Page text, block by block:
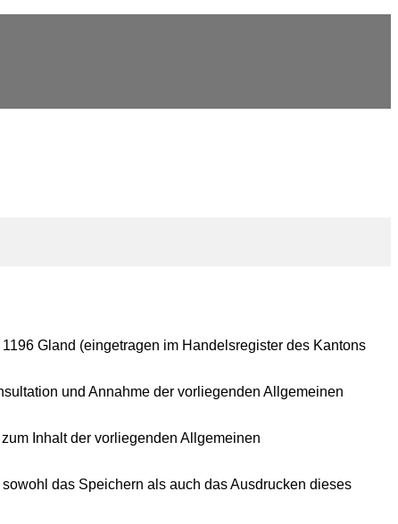
Gland (eingetragen im Handelsregister des Kantons
und Annahme der vorliegenden Allgemeinen
Inhalt der vorliegenden Allgemeinen
das Speichern als auch das Ausdrucken dieses